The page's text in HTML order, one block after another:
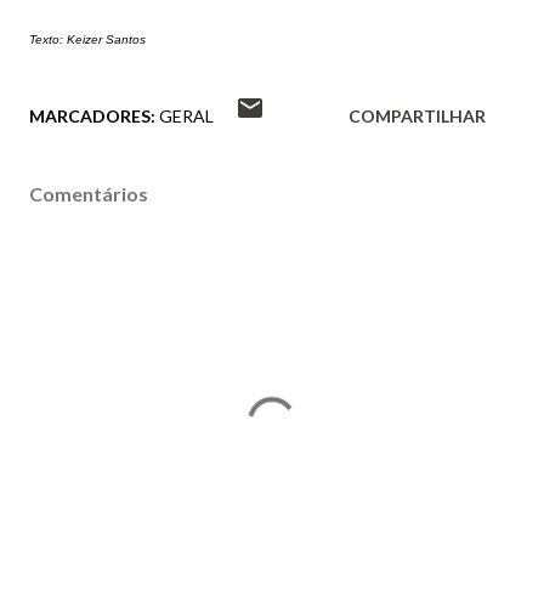
Texto: Keizer Santos
MARCADORES: GERAL COMPARTILHAR
Comentários